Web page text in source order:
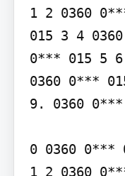
1 2 0360
015 3 4
0*** 015 5
0360 0***
9. 0360
0 0360 0***
1 2 0360